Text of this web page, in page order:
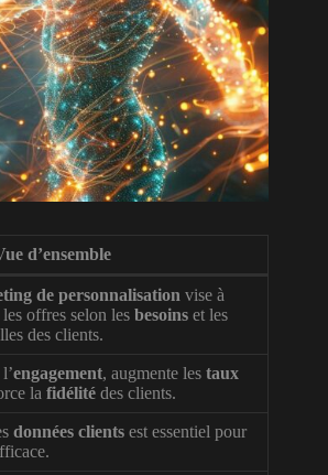
d’ensemble
de personnalisation vise à
les offres selon les besoins et les
des clients.
engagement, augmente les taux
la fidélité des clients.
données clients est essentiel pour